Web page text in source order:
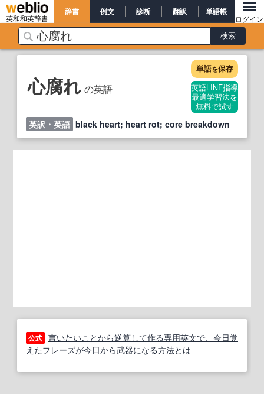
英和和英辞書
辞書 例文 診断 翻訳 単語帳
ログイン
心腐れ の英語
単語を保存
英語LINE指導
最適学習法を
無料で試す
英訳・英語 black heart; heart rot; core breakdown
公式 言いたいことから逆算して作る専用英文で、今日覚
えたフレーズが今日から武器になる方法とは